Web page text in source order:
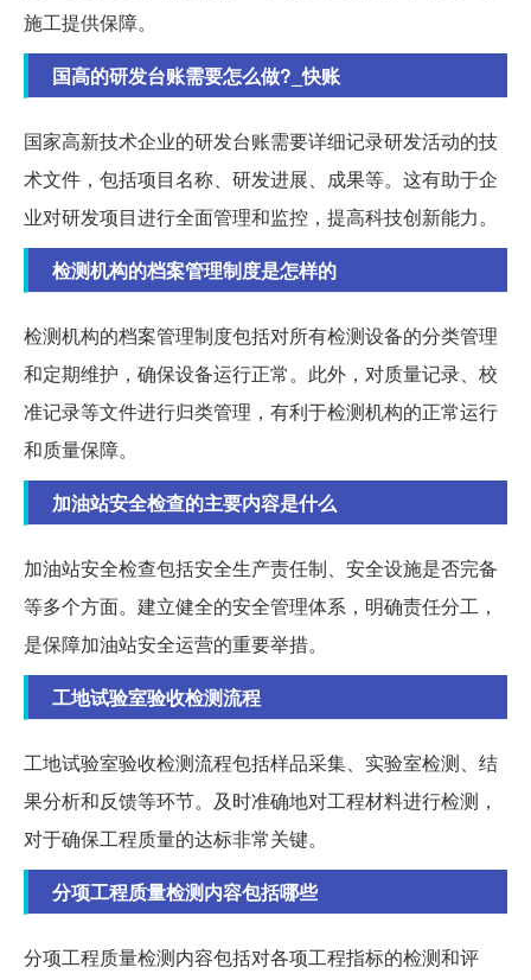
施工提供保障。
国高的研发台账需要怎么做?_快账
国家高新技术企业的研发台账需要详细记录研发活动的技
术文件，包括项目名称、研发进展、成果等。这有助于企
业对研发项目进行全面管理和监控，提高科技创新能力。
检测机构的档案管理制度是怎样的
检测机构的档案管理制度包括对所有检测设备的分类管理
和定期维护，确保设备运行正常。此外，对质量记录、校
准记录等文件进行归类管理，有利于检测机构的正常运行
和质量保障。
加油站安全检查的主要内容是什么
加油站安全检查包括安全生产责任制、安全设施是否完备
等多个方面。建立健全的安全管理体系，明确责任分工，
是保障加油站安全运营的重要举措。
工地试验室验收检测流程
工地试验室验收检测流程包括样品采集、实验室检测、结
果分析和反馈等环节。及时准确地对工程材料进行检测，
对于确保工程质量的达标非常关键。
分项工程质量检测内容包括哪些
分项工程质量检测内容包括对各项工程指标的检测和评